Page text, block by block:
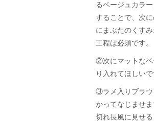
るベージュカラ
することで、次
にまぶたのくす
工程は必須です。
②次にマットなベ
り入れてほしい
③ラメ入りブラウ
かってなじませ
切れ長風に見せ